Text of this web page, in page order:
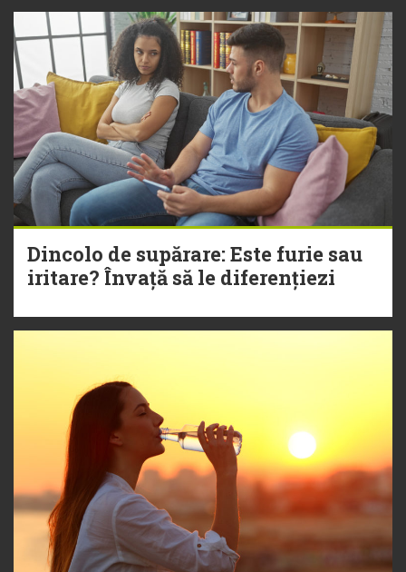
Dincolo de supărare: Este furie sau
iritare? Învață să le diferențiezi